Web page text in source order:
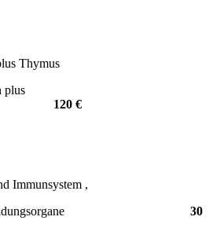
Thymus
plus
120 €
Immunsystem ,
30